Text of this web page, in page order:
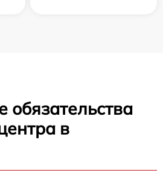
обязательства
в